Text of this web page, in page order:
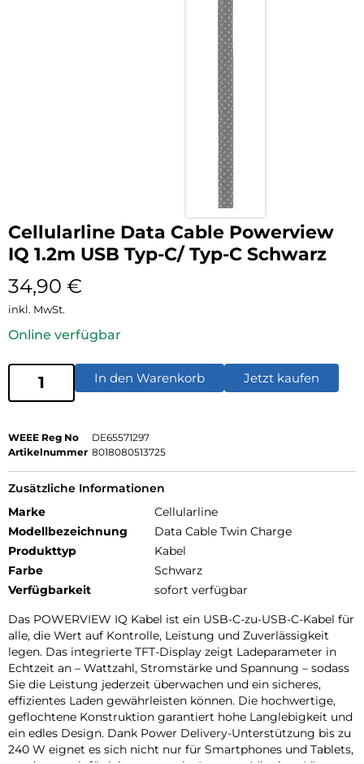
Cellularline Data Cable Powerview
IQ 1.2m USB Typ-C/ Typ-C Schwarz
34,90 €
inkl. MwSt.
Online verfügbar
In den Warenkorb Jetzt kaufen
WEEE Reg No
DE65571297
Artikelnummer 8018080513725
Zusätzliche Informationen
Marke
Cellularline
Modellbezeichnung
Data Cable Twin Charge
Produkttyp
Kabel
Farbe
Schwarz
Verfügbarkeit
sofort verfügbar
Das POWERVIEW IQ Kabel ist ein USB-C-zu-USB-C-Kabel für
alle, die Wert auf Kontrolle, Leistung und Zuverlässigkeit
legen. Das integrierte TFT-Display zeigt Ladeparameter in
Echtzeit an – Wattzahl, Stromstärke und Spannung – sodass
Sie die Leistung jederzeit überwachen und ein sicheres,
effizientes Laden gewährleisten können. Die hochwertige,
geflochtene Konstruktion garantiert hohe Langlebigkeit und
ein edles Design. Dank Power Delivery-Unterstützung bis zu
240 W eignet es sich nicht nur für Smartphones und Tablets,